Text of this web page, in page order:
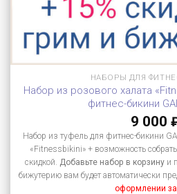
НАБОРЫ ДЛЯ
Набор из розового халата
фитнес-бикини
9 000
Набор из туфель для фитнес-бикини
«Fitnessbikini» + возможность
скидкой.
Добавьте набор в корзинуи
бижутерию вам будет автоматически
оформлении